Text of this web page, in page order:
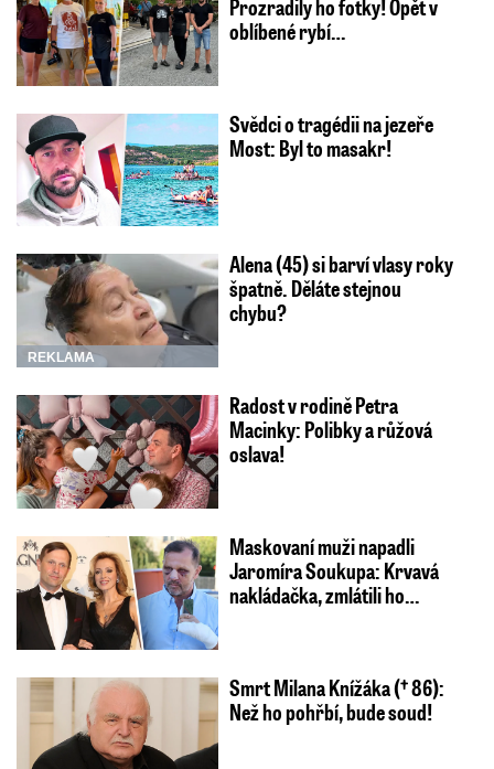
Prozradily ho fotky! Opět v
oblíbené rybí…
Svědci o tragédii na jezeře
Most: Byl to masakr!
REKLAMA
Alena (45) si barví vlasy roky
špatně. Děláte stejnou
chybu?
Radost v rodině Petra
Macinky: Polibky a růžová
oslava!
Maskovaní muži napadli
Jaromíra Soukupa: Krvavá
nakládačka, zmlátili ho…
Smrt Milana Knížáka († 86):
Než ho pohřbí, bude soud!